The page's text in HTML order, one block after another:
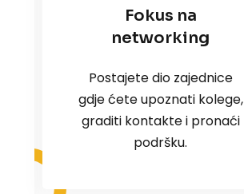
Fokus na
networking
Postajete dio zajednice
gdje ćete upoznati kolege,
graditi kontakte i pronaći
podršku.